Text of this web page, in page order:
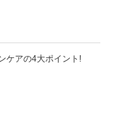
ケアの4大ポイント!